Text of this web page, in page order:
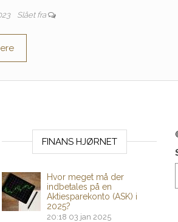
Slået fra
FINANS HJØRNET
Hvor meget må der
indbetales på en
Aktiesparekonto (ASK) i
2025?
20:18 03 jan 2025